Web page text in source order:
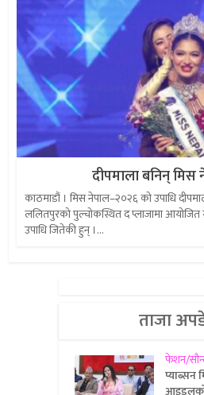
दीपमाला बनिन्
काठमाडौं । मिस नेपाल–२०२६ को उपाधि
ललितपुरको पुल्चोकस्थित द प्लाजामा आयोजित
उपाधि जितेकी हुन् ।...
ताजा
फेशन/
प्याब्सन